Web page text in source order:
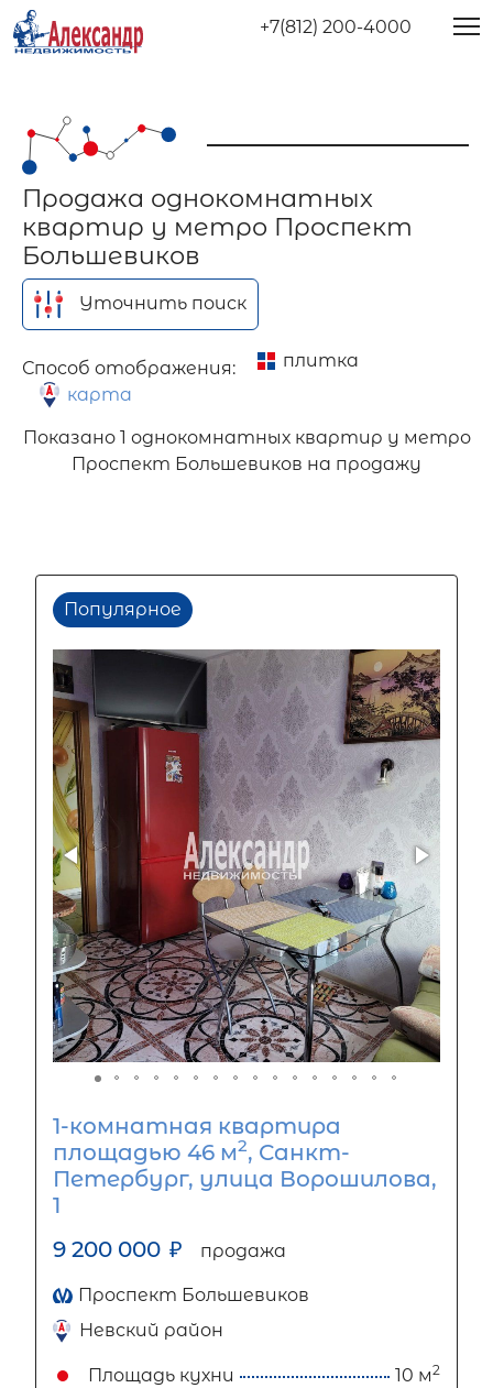
+7(812) 200-4000
Продажа однокомнатных
квартир у метро Проспект
Большевиков
Уточнить поиск
Способ отображения:
плитка
карта
Показано 1 однокомнатных квартир у метро
Проспект Большевиков на продажу
Популярное
1-комнатная квартира
площадью 46 м2, Санкт-
Петербург, улица Ворошилова,
1
9 200 000 ₽ продажа
Проспект Большевиков
Невский район
Площадь кухни 10 м2